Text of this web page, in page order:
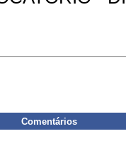
Comentários